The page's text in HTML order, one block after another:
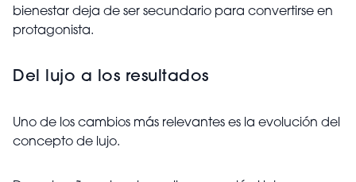
bienestar deja de ser secundario para convertirse en
protagonista.
Del lujo a los resultados
Uno de los cambios más relevantes es la evolución del
concepto de lujo.